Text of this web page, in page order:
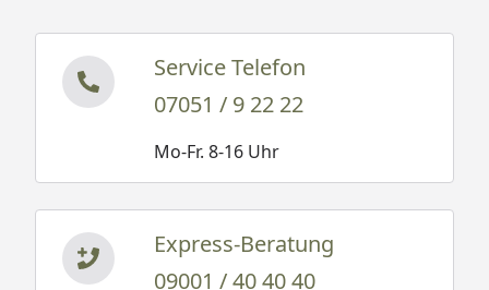
Service Telefon
07051 / 9 22 22
Mo-Fr. 8-16 Uhr
Express-Beratung
09001 / 40 40 40